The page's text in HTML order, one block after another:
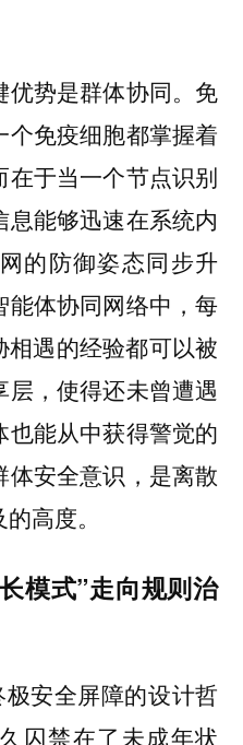
势是群体协同。免
免疫细胞都掌握着
于当一个节点识别
能够迅速在系统内
的防御姿态同步升
体协同网络中，每
遇的经验都可以被
，使得还未曾遭遇
能从中获得警觉的
安全意识，是离散
高度。
模式”走向规则治
极安全屏障的设计哲
囚禁在了未成年状